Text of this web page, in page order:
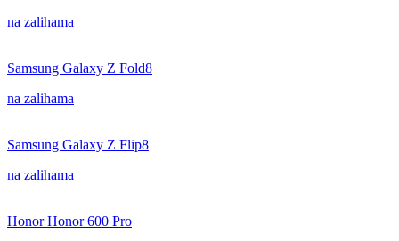
na zalihama
Samsung Galaxy Z Fold8
na zalihama
Samsung Galaxy Z Flip8
na zalihama
Honor Honor 600 Pro